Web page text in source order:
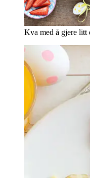
Kva med å gjere litt